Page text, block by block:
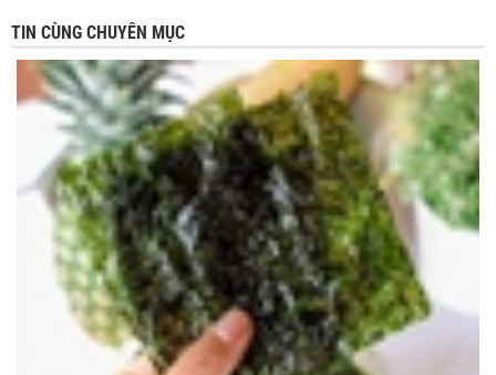
TIN CÙNG CHUYÊN MỤC